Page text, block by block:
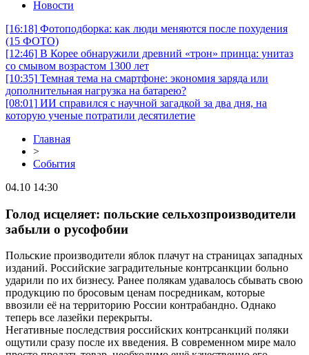
Новости
[16:18] Фотоподборка: как люди меняются после похудения
(15 ФОТО)
[12:46] В Корее обнаружили древний «трон» принца: унитаз
со смывом возрастом 1300 лет
[10:35] Темная тема на смартфоне: экономия заряда или
дополнительная нагрузка на батарею?
[08:01] ИИ справился с научной загадкой за два дня, на
которую ученые потратили десятилетие
Главная
>
События
04.10 14:30
Голод исцеляет: польские сельхозпроизводители
забыли о русофобии
Польские производители яблок плачут на страницах западных
изданий. Российские заградительные контрсанкции больно
ударили по их бизнесу. Ранее полякам удавалось сбывать свою
продукцию по бросовым ценам посредникам, которые
ввозили её на территорию России контрабандно. Однако
теперь все лазейки перекрыты.
Негативные последствия российских контрсанкций поляки
ощутили сразу после их введения. В современном мире мало